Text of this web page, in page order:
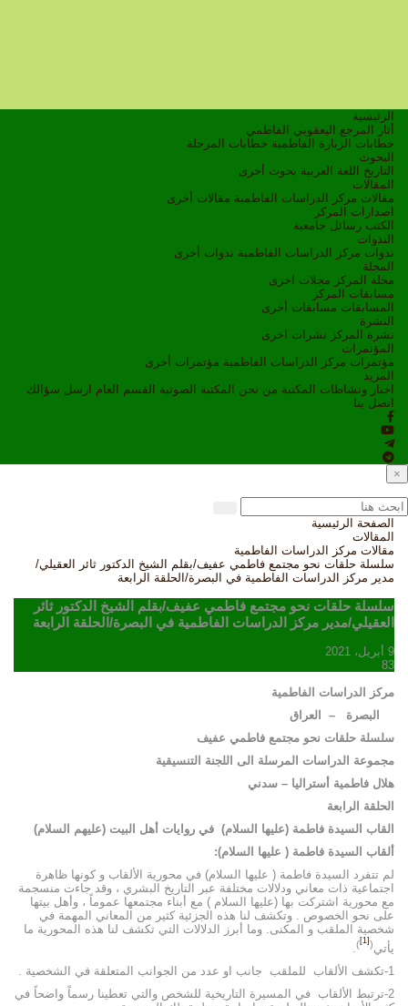
الرئيسية
أثار المرجع اليعقوبي الفاطمي
خطابات الزيارة الفاطمية خطابات المرحلة
البحوث
التاريخ
اللغة العربية بحوث أخرى
المقالات
مقالات مركز الدراسات الفاطمية مقالات أخرى
اصدارات المركز
الكتب رسائل جامعية
الندوات
ندوات مركز الدراسات الفاطمية ندوات أخرى
المجلة
مجلة المركز مجلات اخرى
مسابقات المركز
المسابقات مسابقات أخرى
النشرة
نشرة المركز نشرات اخرى
المؤتمرات
مؤتمرات مركز الدراسات الفاطمية مؤتمرات أخرى
المزيد
اخبار ونشاطات
المكتبة من نحن المكتبة الصوتية القسم العام ارسل سؤالك
اتصل بنا
×
الصفحة الرئيسية
المقالات
مقالات مركز الدراسات الفاطمية
سلسلة حلقات نحو مجتمع فاطمي عفيف/بقلم الشيخ الدكتور ثائر العقيلي/
مدير مركز الدراسات الفاطمية في البصرة/الحلقة الرابعة
سلسلة حلقات نحو مجتمع فاطمي عفيف/بقلم الشيخ الدكتور ثائر
العقيلي/مدير مركز الدراسات الفاطمية في البصرة/الحلقة الرابعة
9 أبريل، 2021
83
مركز الدراسات الفاطمية
البصرة – العراق
سلسلة حلقات نحو مجتمع فاطمي عفيف
مجموعة الدراسات المرسلة الى اللجنة التنسيقية
هلال فاطمية أستراليا – سدني
الحلقة الرابعة
القاب السيدة فاطمة (عليها السلام) في روايات أهل البيت (عليهم السلام)
ألقاب السيدة فاطمة ( عليها السلام):
لم تتفرد السيدة فاطمة ( عليها السلام) في محورية الألقاب و كونها ظاهرة
اجتماعية ذات معاني ودلالات مختلفة عبر التاريخ البشري ، وقد جاءت منسجمة
مع محورية اشتركت بها (عليها السلام ) مع أبناء مجتمعها عموماً ، وأهل بيتها
على نحو الخصوص . وتكشف لنا هذه الجزئية كثير من المعاني المهمة في
شخصية الملقب و المكنى. وما أبرز الدلالات التي تكشف لنا هذه المحورية ما
يأتي(
[1]
)
.
1-تكشف الألقاب للملقب جانب او عدد من الجوانب المتعلقة في الشخصية .
2-ترتبط الألقاب في المسيرة التاريخية للشخص والتي تعطينا رسماً واضحاً في